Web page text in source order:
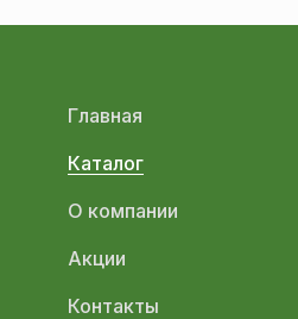
Главная
Каталог
О компании
Акции
Контакты